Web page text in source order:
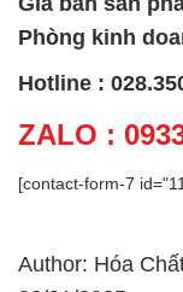
Phòng kinh
Hotline :
ZALO :
[contact-form-7
Author: Hóa